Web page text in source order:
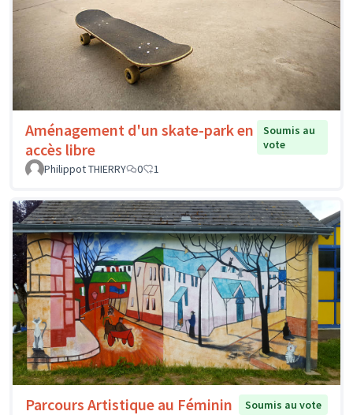
Aménagement d'un skate-park en
accès libre
Soumis au
vote
Philippot THIERRY
0 1
Parcours Artistique au Féminin
Soumis au vote